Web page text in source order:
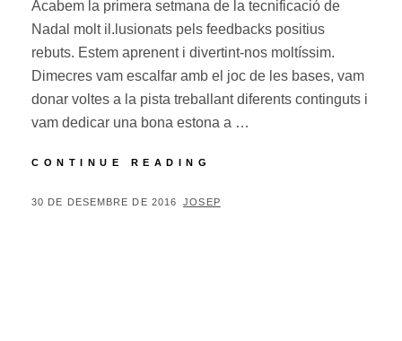
Acabem la primera setmana de la tecnificació de
Nadal molt il.lusionats pels feedbacks positius
rebuts. Estem aprenent i divertint-nos moltíssim.
Dimecres vam escalfar amb el joc de les bases, vam
donar voltes a la pista treballant diferents continguts i
vam dedicar una bona estona a …
CONTINUE READING
NADAL
POSTED
30 DE DESEMBRE DE 2016 BY
JOSEP